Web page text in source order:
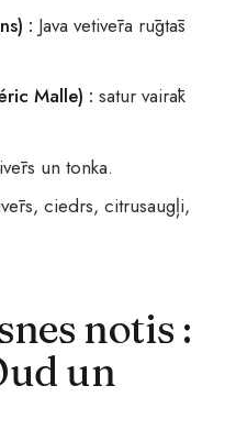
: Java vetivēra rūgtās
Malle) : satur vairāk
un tonka.
ciedrs, citrusaugļi,
notis :
un